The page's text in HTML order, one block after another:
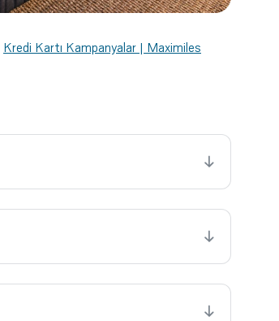
Kredi Kartı Kampanyalar | Maximiles